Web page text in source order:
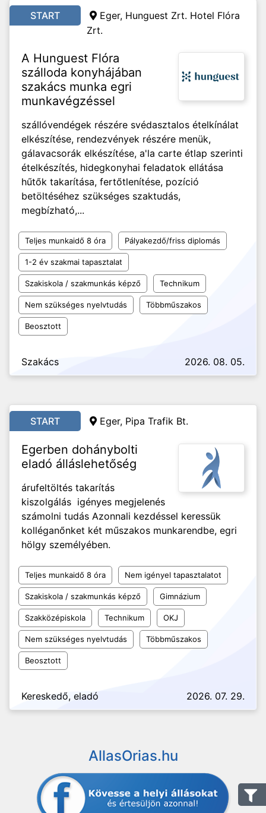
START
Eger, Hunguest Zrt. Hotel Flóra
Zrt.
A Hunguest Flóra
szálloda konyhájában
szakács munka egri
munkavégzéssel
szállóvendégek részére svédasztalos ételkínálat
elkészítése, rendezvények részére menük,
gálavacsorák elkészítése, a'la carte étlap szerinti
ételkészítés, hidegkonyhai feladatok ellátása
hűtők takarítása, fertőtlenítése, pozíció
betöltéséhez szükséges szaktudás,
megbízható,...
Teljes munkaidő 8 óra Pályakezdő/friss diplomás
1-2 év szakmai tapasztalat
Szakiskola / szakmunkás képző Technikum
Nem szükséges nyelvtudás Többműszakos
Beosztott
Szakács 2026. 08. 05.
START Eger, Pipa Trafik Bt.
Egerben dohánybolti
eladó álláslehetőség
árufeltöltés takarítás
kiszolgálás igényes megjelenés
számolni tudás Azonnali kezdéssel keressük
kolléganőnket két műszakos munkarendbe, egri
hölgy személyében.
Teljes munkaidő 8 óra Nem igényel tapasztalatot
Szakiskola / szakmunkás képző Gimnázium
Szakközépiskola Technikum OKJ
Nem szükséges nyelvtudás Többműszakos
Beosztott
Kereskedő, eladó 2026. 07. 29.
AllasOrias.hu